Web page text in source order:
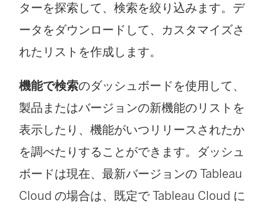
ターを探索して、検索を絞り込みます。デ
ータをダウンロードして、カスタマイズさ
れたリストを作成します。
機能で検索のダッシュボードを使用して、
製品またはバージョンの新機能のリストを
表示したり、機能がいつリリースされたか
を調べたりすることができます。ダッシュ
ボードは現在、最新バージョンの Tableau
Cloud の場合は、既定でTableau Cloud に